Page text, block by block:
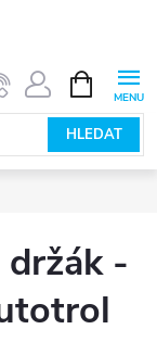
HLEDAT
NÁKUPNÍ
KOŠÍK
-